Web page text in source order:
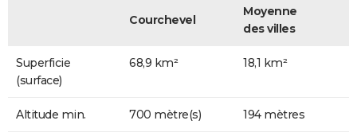
Courchevel
Moyenne
des villes
Superficie
(surface)
68,9 km² 18,1 km²
Altitude min. 700 mètre(s) 194 mètres